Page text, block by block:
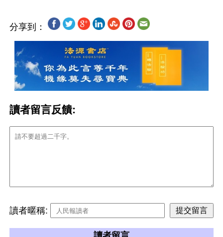
分享到：
讀者留言反饋:
讀者暱稱: